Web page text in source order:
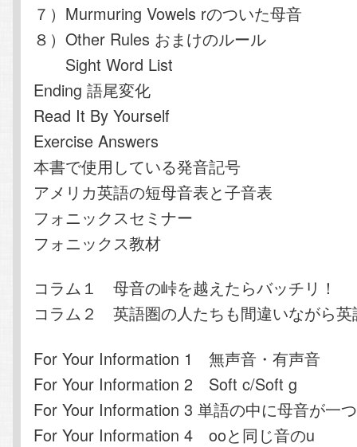
７）Murmuring Vowels rのついた母音
８）Other Rules おまけのルール
Sight Word List
Ending 語尾変化
Read It By Yourself
Exercise Answers
本書で使用している発音記号
アメリカ英語の短母音表と子音表
フォニックスセミナー
フォニックス教材
コラム１ 母音の峠を越えたらバッチリ！
コラム２ 英語圏の人たちも間違いながら英
For Your Information 1 無声音・有声音
For Your Information 2 Soft c/Soft g
For Your Information 3 単語の中に母音が一
For Your Information 4 ooと同じ音のu